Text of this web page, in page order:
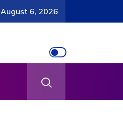
August 6, 2026